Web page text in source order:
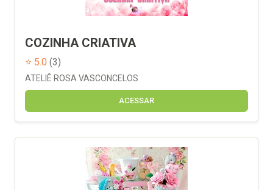
COZINHA CRIATIVA
⭐ 5.0 (3)
ATELIÊ ROSA VASCONCELOS
ACESSAR